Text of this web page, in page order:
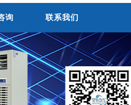
询 联系我们